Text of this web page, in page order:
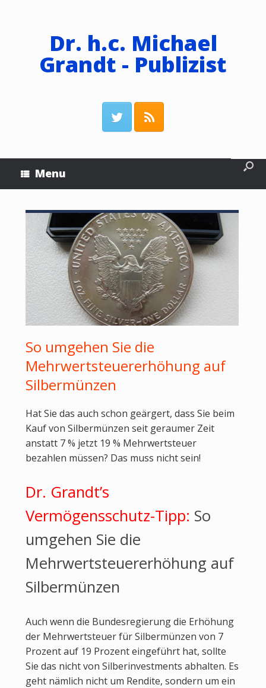
Dr. h.c. Michael
Grandt - Publizist
Menu
So umgehen Sie die
Mehrwertsteuererhöhung auf
Silbermünzen
Hat Sie das auch schon geärgert, dass Sie beim
Kauf von Silbermünzen seit geraumer Zeit
anstatt 7 % jetzt 19 % Mehrwertsteuer
bezahlen müssen? Das muss nicht sein!
Dr. Grandt’s
Vermögensschutz-Tipp: So
umgehen Sie die
Mehrwertsteuererhöhung auf
Silbermünzen
Auch wenn die Bundesregierung die Erhöhung
der Mehrwertsteuer für Silbermünzen von 7
Prozent auf 19 Prozent eingeführt hat, sollte
Sie das nicht von Silberinvestments abhalten. Es
geht nämlich nicht um Rendite, sondern um ein